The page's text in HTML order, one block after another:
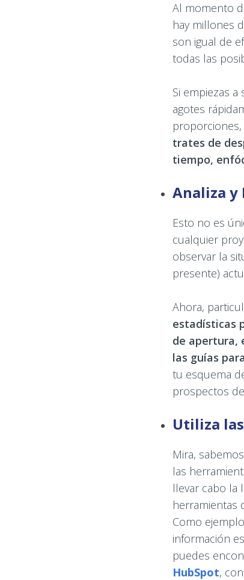
Al momento
hay millones
son igual de
todas las
Si empiezas
agotes
trates de
tiempo,
Analiza y
Esto no es
cualquier
observar la
presente)
Ahora,
estadísticas
de apertura,
las guías
tu esquema
prospectos
Utiliza
Mira,
las
llevar cabo la
herramientas
Como
información
puedes
HubSpot,